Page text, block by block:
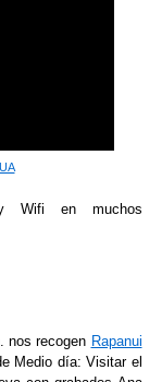
Wifi en muchos
nos recogen Rapanui
Medio día: Visitar el